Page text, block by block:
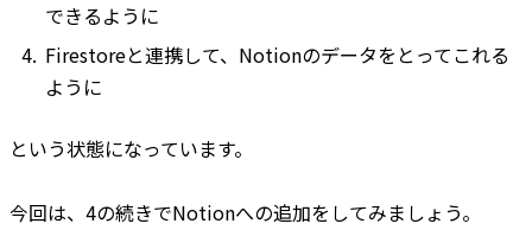
できるように
Firestoreと連携して、Notionのデータをとってこれる
ように
という状態になっています。
今回は、4の続きでNotionへの追加をしてみましょう。